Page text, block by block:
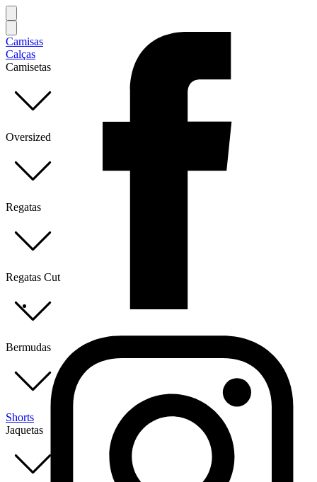
Camisas
Calças
Camisetas
Oversized
Regatas
Regatas Cut
Bermudas
Shorts
Jaquetas